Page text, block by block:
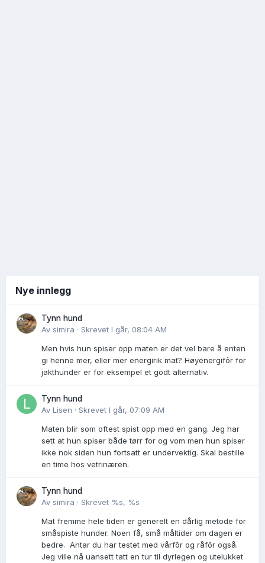
Nye innlegg
Tynn hund
Av simira · Skrevet I går, 08:04 AM
Men hvis hun spiser opp maten er det vel bare å enten
gi henne mer, eller mer energirik mat? Høyenergifôr for
jakthunder er for eksempel et godt alternativ.
Tynn hund
Av Lisen · Skrevet I går, 07:09 AM
Maten blir som oftest spist opp med en gang. Jeg har
sett at hun spiser både tørr for og vom men hun spiser
ikke nok siden hun fortsatt er undervektig. Skal bestille
en time hos vetrinæren.
Tynn hund
Av simira · Skrevet %s, %s
Mat fremme hele tiden er generelt en dårlig metode for
småspiste hunder. Noen få, små måltider om dagen er
bedre. Antar du har testet med vårfôr og råfôr også.
Jeg ville nå uansett tatt en tur til dyrlegen og utelukket